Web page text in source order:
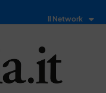
Il Network